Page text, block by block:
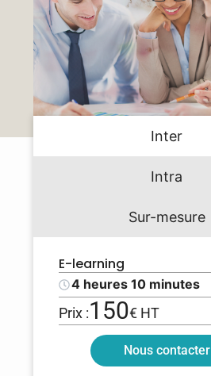
Inter
Intra
Sur-mesure
E-learning
4 heures 10 minutes
Prix :150€ HT
Nous contacter